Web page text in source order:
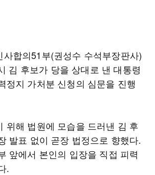
사합의51부(권성수 수석부장판사)
김 후보가 당을 상대로 낸 대통령
정지 가처분 신청의 심문을 진행
위해 법원에 모습을 드러낸 김 후
발표 없이 곧장 법정으로 향했다.
앞에서 본인의 입장을 직접 피력
.